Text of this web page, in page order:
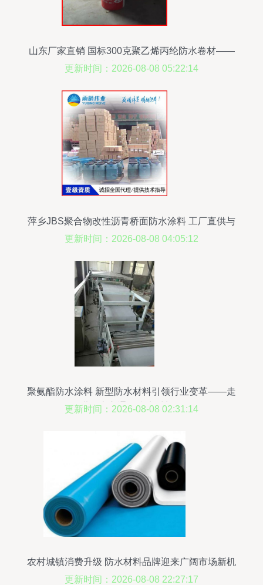
山东厂家直销 国标300克聚乙烯丙纶防水卷材——
专业防水防潮的理想选择
更新时间：2026-08-08 05:22:14
萍乡JBS聚合物改性沥青桥面防水涂料 工厂直供与
品质解析
更新时间：2026-08-08 04:05:12
聚氨酯防水涂料 新型防水材料引领行业变革——走
进寿光市通盈防水材料厂
更新时间：2026-08-08 02:31:14
农村城镇消费升级 防水材料品牌迎来广阔市场新机
遇
更新时间：2026-08-08 22:27:17